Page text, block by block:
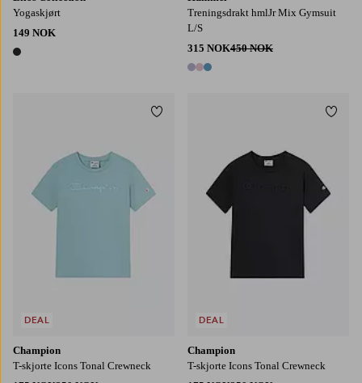
Yogaskjørt
149 NOK
1 farge
Treningsdrakt hmlJr Mix Gymsuit
L/S
315 NOK450 NOK
3 farger
Champion
T-skjorte Icons Tonal Crewneck
DEAL
Legg til favoritter
Champion
T-skjorte Icons Tonal Crewneck
DEAL